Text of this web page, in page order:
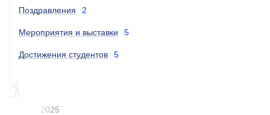
Поздравления 2
Мероприятия и выставки 5
Достижения студентов 5
ОБРАЗОВАНИЕ, ESG
2025